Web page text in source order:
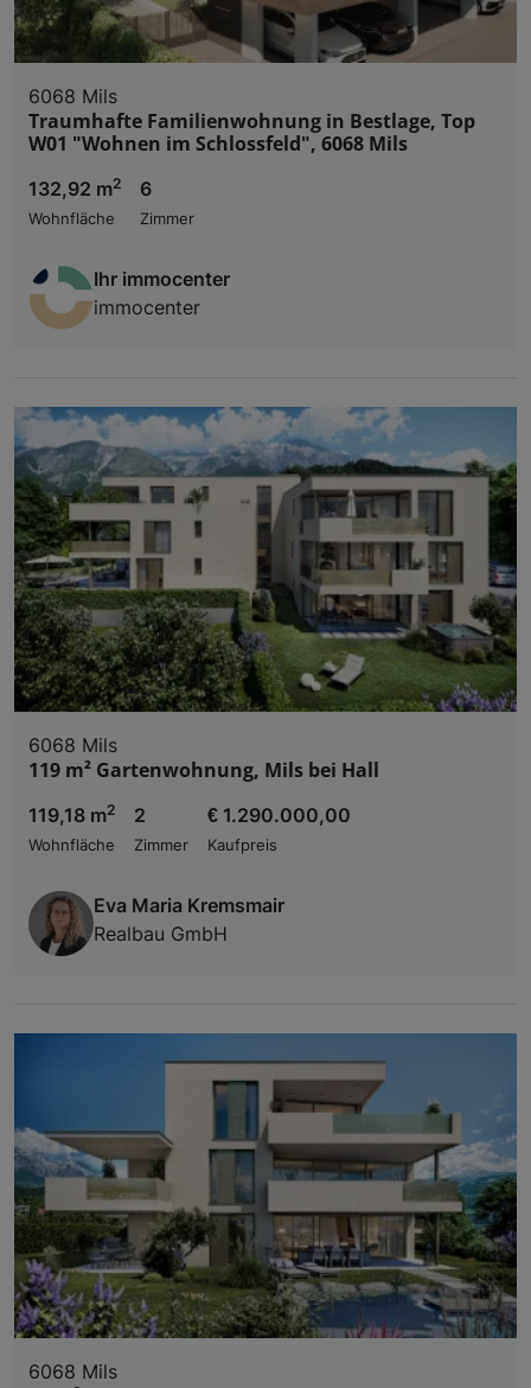
6068 Mils
Traumhafte Familienwohnung in Bestlage, Top
W01 "Wohnen im Schlossfeld", 6068 Mils
132,92 m2
Wohnfläche
6
Zimmer
Ihr immocenter
immocenter
6068 Mils
119 m² Gartenwohnung, Mils bei Hall
119,18 m2
Wohnfläche
2
Zimmer
€ 1.290.000,00
Kaufpreis
Eva Maria Kremsmair
Realbau GmbH
6068 Mils